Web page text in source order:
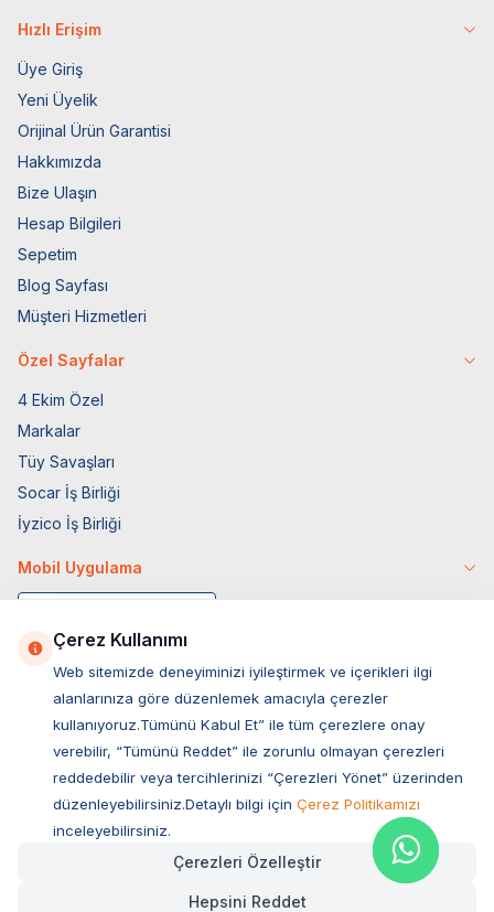
Hızlı Erişim
Üye Giriş
Yeni Üyelik
Orijinal Ürün Garantisi
Hakkımızda
Bize Ulaşın
Hesap Bilgileri
Sepetim
Blog Sayfası
Müşteri Hizmetleri
Özel Sayfalar
4 Ekim Özel
Markalar
Tüy Savaşları
Socar İş Birliği
İyzico İş Birliği
Mobil Uygulama
Müşteri Hizmetleri
Sıkça Sorulan Sorular
Çerez Kullanımı
Web sitemizde deneyiminizi iyileştirmek ve içerikleri ilgi
alanlarınıza göre düzenlemek amacıyla çerezler
kullanıyoruz.Tümünü Kabul Et” ile tüm çerezlere onay
verebilir, “Tümünü Reddet” ile zorunlu olmayan çerezleri
reddedebilir veya tercihlerinizi “Çerezleri Yönet” üzerinden
düzenleyebilirsiniz.Detaylı bilgi için Çerez Politikamızı
inceleyebilirsiniz.
Çerezleri Özelleştir
Hepsini Reddet